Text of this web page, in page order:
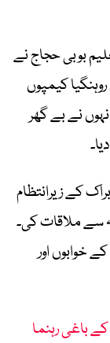
بوبی حجاج نے
کیمپوں
نے بے گھر
کے زیرانتظام
سے ملاقات کی۔
خوابوں اور
باغی رہنما